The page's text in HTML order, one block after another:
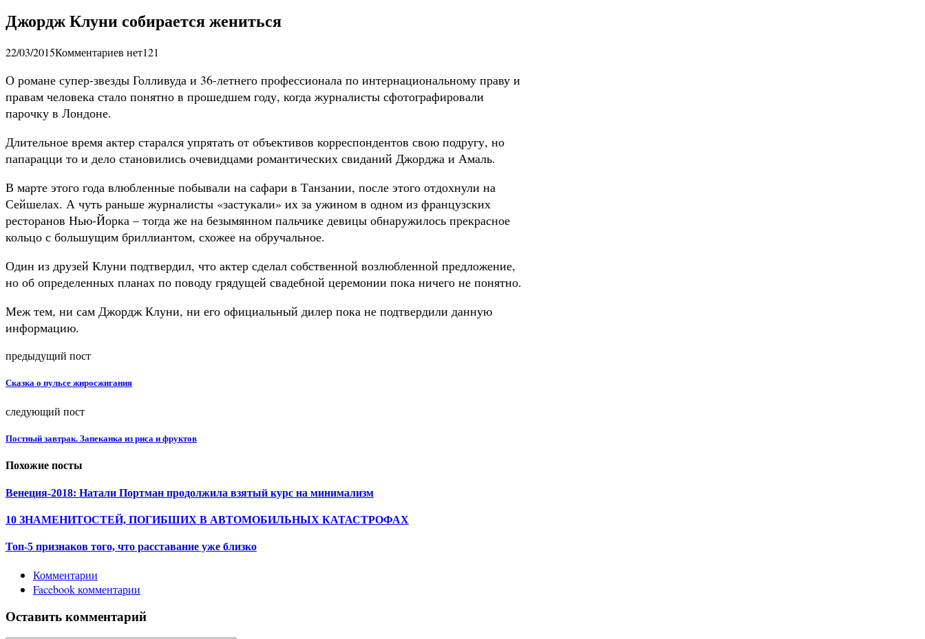
Джордж Клуни собирается жениться
22/03/2015Комментариев нет121
О романе супер-звезды Голливуда и 36-летнего профессионала по интернациональному праву и
правам человека стало понятно в прошедшем году, когда журналисты сфотографировали
парочку в Лондоне.
Длительное время актер старался упрятать от объективов корреспондентов свою подругу, но
папарацци то и дело становились очевидцами романтических свиданий Джорджа и Амаль.
В марте этого года влюбленные побывали на сафари в Танзании, после этого отдохнули на
Сейшелах. А чуть раньше журналисты «застукали» их за ужином в одном из французских
ресторанов Нью-Йорка – тогда же на безымянном пальчике девицы обнаружилось прекрасное
кольцо с большущим бриллиантом, схожее на обручальное.
Один из друзей Клуни подтвердил, что актер сделал собственной возлюбленной предложение,
но об определенных планах по поводу грядущей свадебной церемонии пока ничего не понятно.
Меж тем, ни сам Джордж Клуни, ни его официальный дилер пока не подтвердили данную
информацию.
предыдущий пост
Сказка о пульсе жиросжигания
следующий пост
Постный завтрак. Запеканка из риса и фруктов
Похожие посты
Венеция-2018: Натали Портман продолжила взятый курс на минимализм
10 ЗНАМЕНИТОСТЕЙ, ПОГИБШИХ В АВТОМОБИЛЬНЫХ КАТАСТРОФАХ
Топ-5 признаков того, что расставание уже близко
Комментарии
Facebook комментарии
Оставить комментарий